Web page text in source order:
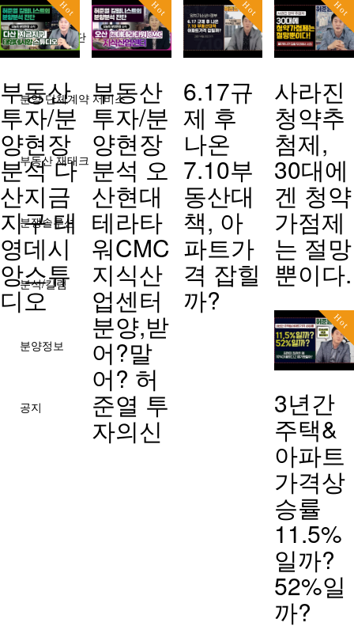
분양분석진단
분양 단체계약 서비스
부동산 재태크
분쟁솔루션
분석/칼럼
분양정보
공지
Hot
부동산
투자/분
양현장
분석 다
산지금
지구 태
영데시
앙스튜
디오
Hot
부동산
투자/분
양현장
분석 오
산현대
테라타
워CMC
지식산
업센터
분양,받
어?말
어? 허
준열 투
자의신
Hot
6.17규
제 후
나온
7.10부
동산대
책, 아
파트가
격 잡힐
까?
Hot
사라진
청약추
첨제,
30대에
겐 청약
가점제
는 절망
뿐이다.
Hot
3년간
주택&
아파트
가격상
승률
11.5%
일까?
52%일
까?